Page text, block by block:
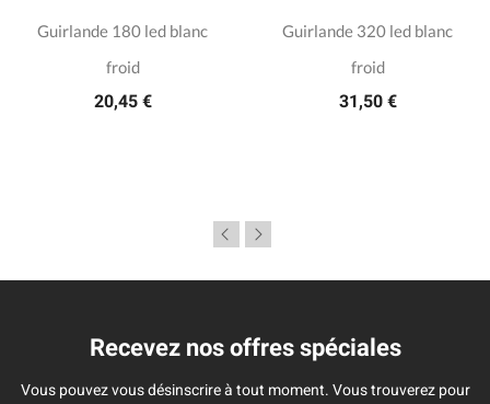
Guirlande 180 led blanc
froid
20,45 €
Guirlande 320 led blanc
froid
31,50 €
Recevez nos offres spéciales
Vous pouvez vous désinscrire à tout moment. Vous trouverez pour